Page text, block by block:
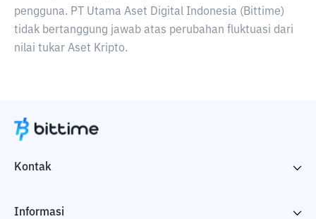
pengguna. PT Utama Aset Digital Indonesia (Bittime)
tidak bertanggung jawab atas perubahan fluktuasi dari
nilai tukar Aset Kripto.
Kontak
Informasi